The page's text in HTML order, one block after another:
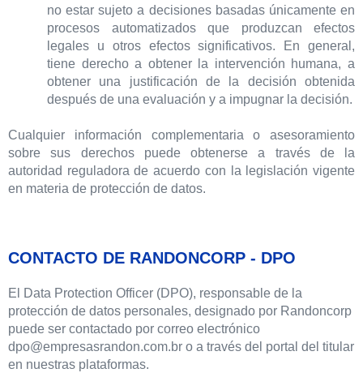
no estar sujeto a decisiones basadas únicamente en
procesos automatizados que produzcan efectos
legales u otros efectos significativos. En general,
tiene derecho a obtener la intervención humana, a
obtener una justificación de la decisión obtenida
después de una evaluación y a impugnar la decisión.
Cualquier información complementaria o asesoramiento
sobre sus derechos puede obtenerse a través de la
autoridad reguladora de acuerdo con la legislación vigente
en materia de protección de datos.
CONTACTO DE RANDONCORP - DPO
El Data Protection Officer (DPO), responsable de la
protección de datos personales, designado por Randoncorp
puede ser contactado por correo electrónico
dpo@empresasrandon.com.br o a través del portal del titular
en nuestras plataformas.